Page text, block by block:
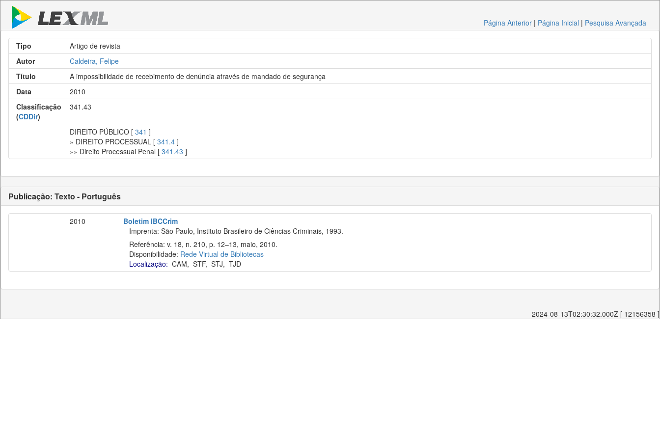
Página Anterior | Página Inicial | Pesquisa Avançada
Tipo
Artigo de revista
Autor
Caldeira, Felipe
Título
A impossibilidade de recebimento de denúncia através de mandado de segurança
Data
2010
Classificação
(CDDir)
341.43
DIREITO PÚBLICO [ 341 ]
» DIREITO PROCESSUAL [ 341.4 ]
»» Direito Processual Penal [ 341.43 ]
Publicação: Texto - Português
2010
Boletim IBCCrim
Imprenta: São Paulo, Instituto Brasileiro de Ciências Criminais, 1993.
Referência: v. 18, n. 210, p. 12–13, maio, 2010.
Disponibilidade: Rede Virtual de Bibliotecas
Localização: CAM, STF, STJ, TJD
2024-08-13T02:30:32.000Z [ 12156358 ]